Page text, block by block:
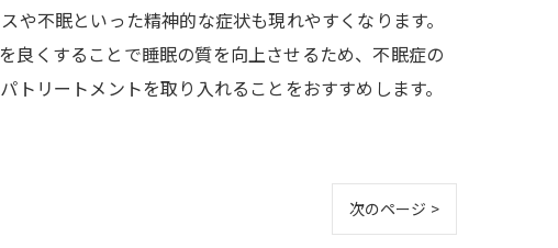
不眠といった精神的な症状も現れやすくなります。
良くすることで睡眠の質を向上させるため、不眠症の
リートメントを取り入れることをおすすめします。
次のページ >